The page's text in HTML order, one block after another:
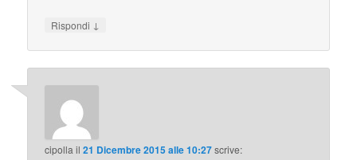
Rispondi ↓
cipolla il21 Dicembre 2015 alle 10:27scrive: